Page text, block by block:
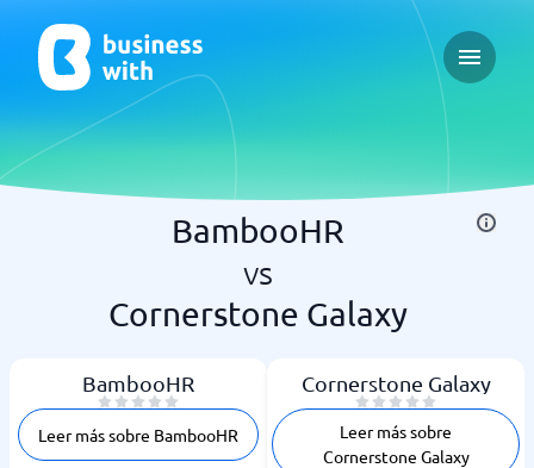
Open
BambooHR
vs
Cornerstone Galaxy
BambooHR
Leer más sobre BambooHR
Cornerstone Galaxy
Leer más sobre
Cornerstone Galaxy